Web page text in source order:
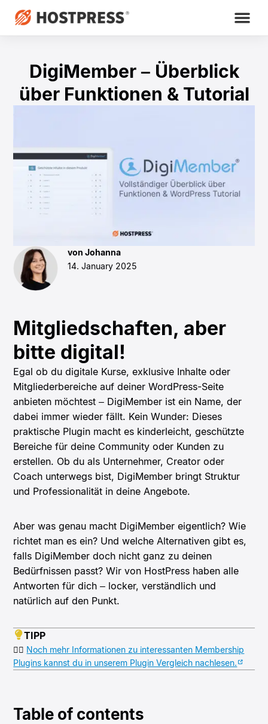
DigiMember – Überblick
über Funktionen & Tutorial
von Johanna
14. January 2025
Mitgliedschaften, aber
bitte digital!
Egal ob du digitale Kurse, exklusive Inhalte oder
Mitgliederbereiche auf deiner WordPress-Seite
anbieten möchtest – DigiMember ist ein Name, der
dabei immer wieder fällt. Kein Wunder: Dieses
praktische Plugin macht es kinderleicht, geschützte
Bereiche für deine Community oder Kunden zu
erstellen. Ob du als Unternehmer, Creator oder
Coach unterwegs bist, DigiMember bringt Struktur
und Professionalität in deine Angebote.
Aber was genau macht DigiMember eigentlich? Wie
richtet man es ein? Und welche Alternativen gibt es,
falls DigiMember doch nicht ganz zu deinen
Bedürfnissen passt? Wir von HostPress haben alle
Antworten für dich – locker, verständlich und
natürlich auf den Punkt.
TIPP
👉🏻 Noch mehr Informationen zu interessanten Membership
Plugins kannst du in unserem Plugin Vergleich nachlesen.
Table of contents